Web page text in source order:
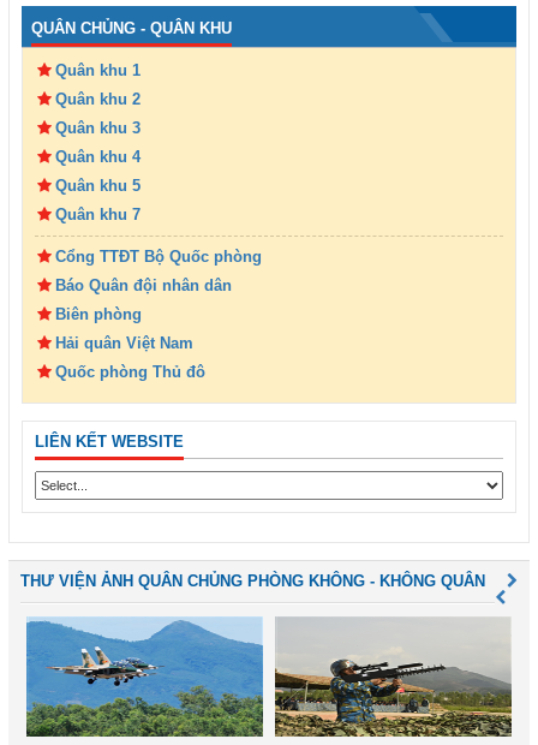
QUÂN CHỦNG - QUÂN KHU
Quân khu 1
Quân khu 2
Quân khu 3
Quân khu 4
Quân khu 5
Quân khu 7
Cổng TTĐT Bộ Quốc phòng
Báo Quân đội nhân dân
Biên phòng
Hải quân Việt Nam
Quốc phòng Thủ đô
LIÊN KẾT WEBSITE
THƯ VIỆN ẢNH QUÂN CHỦNG PHÒNG KHÔNG - KHÔNG QUÂN